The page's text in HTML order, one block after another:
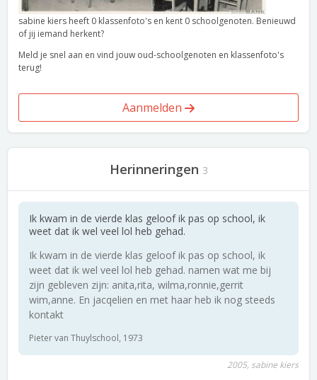
sabine kiers heeft 0 klassenfoto's en kent 0 schoolgenoten. Benieuwd
of jij iemand herkent?
Meld je snel aan en vind jouw oud-schoolgenoten en klassenfoto's
terug!
Aanmelden
Herinneringen 3
Ik kwam in de vierde klas geloof ik pas op school, ik
weet dat ik wel veel lol heb gehad.
Ik kwam in de vierde klas geloof ik pas op school, ik
weet dat ik wel veel lol heb gehad. namen wat me bij
zijn gebleven zijn: anita,rita, wilma,ronnie,gerrit
wim,anne. En jacqelien en met haar heb ik nog steeds
kontakt
Pieter van Thuylschool, 1973
2005, sabine kiers